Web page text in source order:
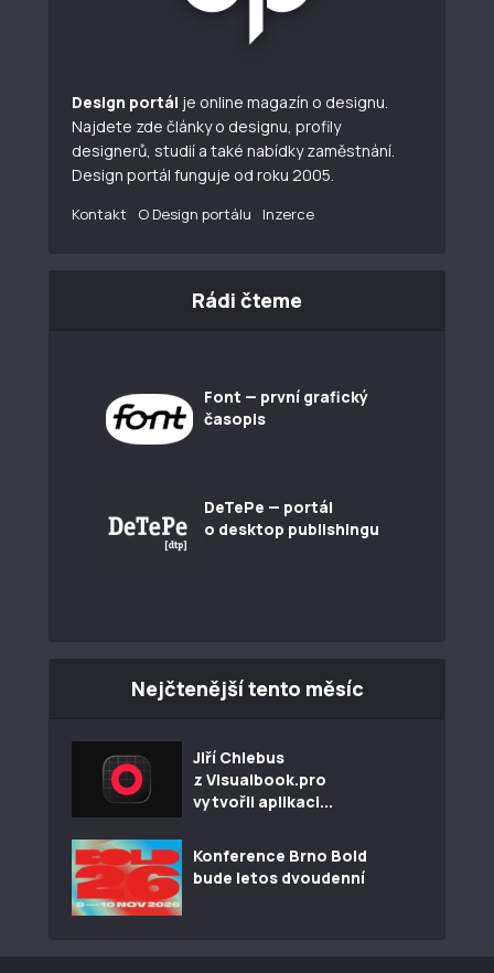
Design portál je online magazín o designu.
Najdete zde články o designu, profily
designerů, studií a také nabídky zaměstnání.
Design portál funguje od roku 2005.
Kontakt O Design portálu Inzerce
Rádi čteme
Font — první grafický
časopis
DeTePe — portál
o desktop publishingu
Nejčtenější tento měsíc
Jiří Chlebus
z Visualbook.pro
vytvořil aplikaci...
Konference Brno Bold
bude letos dvoudenní